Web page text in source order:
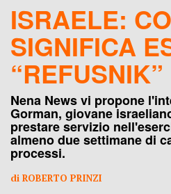
ISRAELE:
SIGNIFICA
“REFUSNIK”
Nena News vi propone
Gorman, giovane
prestare servizio
almeno due settimane di
processi.
di ROBERTO PRINZI